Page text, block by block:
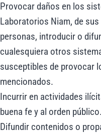
Provocar daños en los
Laboratorios Niam, de
personas, introducir o
cualesquiera otros
susceptibles de provocar
mencionados.
Incurrir en actividades
buena fe y al orden público.
Difundir contenidos o